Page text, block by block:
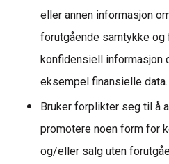
eller annen informasjon
forutgående samtykke og
konfidensiell informasjon
eksempel finansielle data.
Bruker forplikter seg til å
promotere noen form for
og/eller salg uten